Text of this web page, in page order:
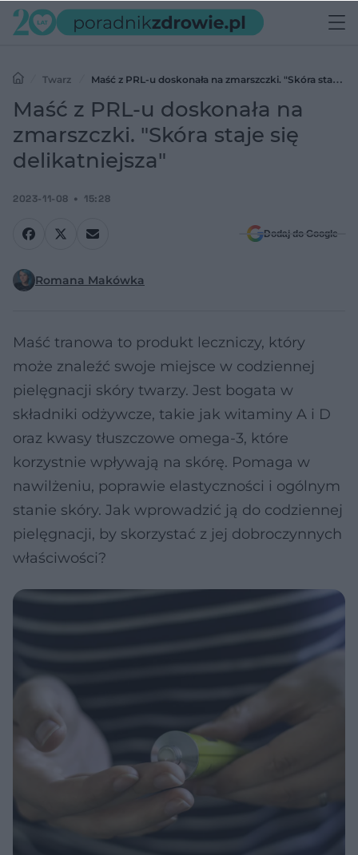
Twarz
Maść z PRL-u doskonała na zmarszczki. "Skóra staje
się delikatniejsza"
Maść z PRL-u doskonała na
zmarszczki. "Skóra staje się
delikatniejsza"
2023-11-08 15:28
Dodaj do Google
Romana Makówka
Maść tranowa to produkt leczniczy, który
może znaleźć swoje miejsce w codziennej
pielęgnacji skóry twarzy. Jest bogata w
składniki odżywcze, takie jak witaminy A i D
oraz kwasy tłuszczowe omega-3, które
korzystnie wpływają na skórę. Pomaga w
nawilżeniu, poprawie elastyczności i ogólnym
stanie skóry. Jak wprowadzić ją do codziennej
pielęgnacji, by skorzystać z jej dobroczynnych
właściwości?